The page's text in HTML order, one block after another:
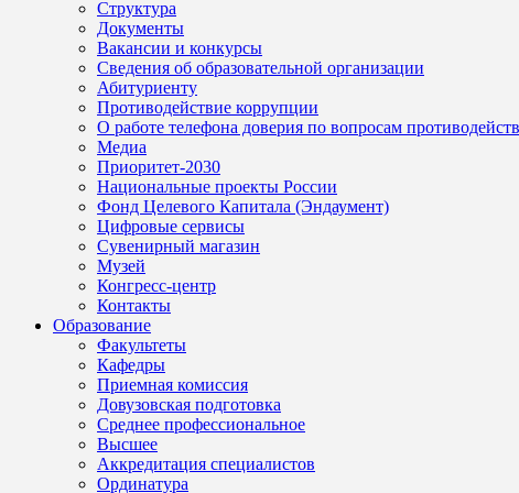
Структура
Документы
Вакансии и конкурсы
Сведения об образовательной организации
Абитуриенту
Противодействие коррупции
О работе телефона доверия по вопросам
Медиа
Приоритет-2030
Национальные проекты России
Фонд Целевого Капитала (Эндаумент)
Цифровые сервисы
Сувенирный магазин
Музей
Конгресс-центр
Контакты
Образование
Факультеты
Кафедры
Приемная комиссия
Довузовская подготовка
Среднее профессиональное
Высшее
Аккредитация специалистов
Ординатура